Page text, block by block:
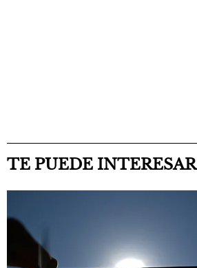
TE PUEDE INTERESAR